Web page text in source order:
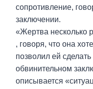
сопротивление,
заключении.
«Жертва несколько
, говоря, что она
позволил ей
обвинительном
описывается